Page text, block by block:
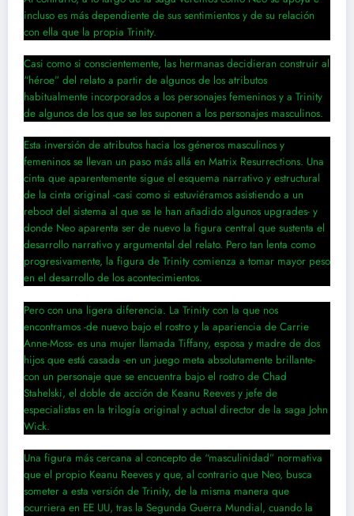
incluso es más dependiente de sus sentimientos y de su relación
con ella que la propia Trinity.
Casi como si conscientemente, las hermanas decidieran construir al
“héroe” del relato a partir de algunos de los atributos
habitualmente incorporados a los personajes femeninos y a Trinity
de algunos de los que se les suponen a los personajes masculinos.
Esta inversión de atributos hacia los géneros masculinos y
femeninos se llevan un paso más allá en Matrix Resurrections. Una
cinta que aparentemente sigue el esquema narrativo y estructural
de la cinta original -casi como si estuviéramos asistiendo a un
reboot del sistema al que se le han añadido algunos upgrades- y
donde Neo aparenta ser de nuevo la figura central que sustenta el
desarrollo narrativo y argumental del relato. Pero tan lenta como
progresivamente, la figura de Trinity comienza a tomar mayor peso
en el desarrollo de los acontecimientos.
Pero con una ligera diferencia. La Trinity con la que nos
encontramos -de nuevo bajo el rostro y la apariencia de Carrie
Anne-Moss- es una mujer llamada Tiffany, esposa y madre de dos
hijos que está casada -en un juego meta absolutamente brillante-
con un personaje que se encuentra bajo el rostro de Chad
Stahelski, el doble de acción de Keanu Reeves y jefe de
especialistas en la trilogía original y actual director de la saga John
Wick.
Una figura más cercana al concepto de “masculinidad” normativa
que el propio Keanu Reeves y que, al contrario que Neo, busca
someter a esta versión de Trinity, de la misma manera que
ocurriera en EE UU, tras la Segunda Guerra Mundial, cuando la